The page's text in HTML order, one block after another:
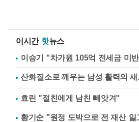
이시간 핫뉴스
이승기 "차가원 105억 전세금 미
효린 "절친에게 남친 빼앗겨"
황기순 "원정 도박으로 전 재산